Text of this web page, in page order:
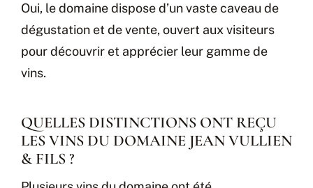
Oui, le domaine dispose d’un vaste caveau de
dégustation et de vente, ouvert aux visiteurs
pour découvrir et apprécier leur gamme de
vins.
QUELLES DISTINCTIONS ONT REÇU
LES VINS DU DOMAINE JEAN VULLIEN
& FILS ?